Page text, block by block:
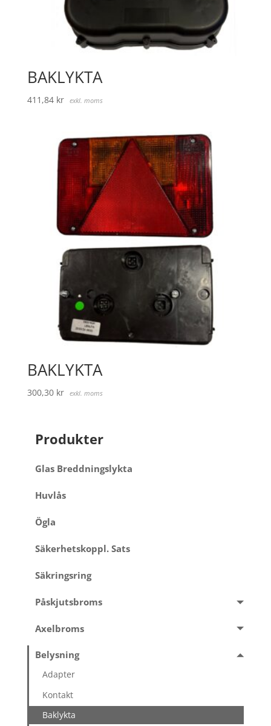
BAKLYKTA
411,84 kr exkl. moms
BAKLYKTA
300,30 kr exkl. moms
Produkter
Glas Breddningslykta
Huvlås
Ögla
Säkerhetskoppl. Sats
Säkringsring
Påskjutsbroms
Axelbroms
Belysning
Adapter
Kontakt
Baklykta